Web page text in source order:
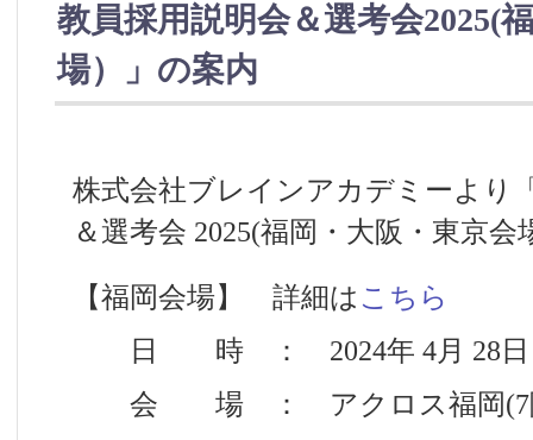
教員採用説明会＆選考会2025(
場）」の案内
株式会社ブレインアカデミーより
＆選考会 2025(福岡・大阪・東京
【福岡会場】 詳細は こちら
日 時 ： 2024年 4月 28日
会 場 ： アクロス福岡(7階